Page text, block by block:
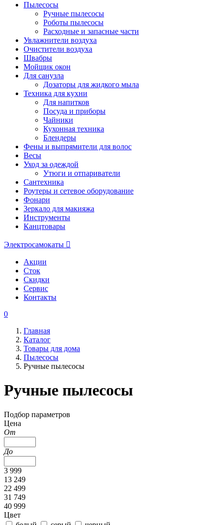
Пылесосы
Ручные пылесосы
Роботы пылесосы
Расходные и запасные части
Увлажнители воздуха
Очистители воздуха
Швабры
Мойщик окон
Для санузла
Дозаторы для жидкого мыла
Техника для кухни
Для напитков
Посуда и приборы
Чайники
Кухонная техника
Блендеры
Фены и выпрямители для волос
Весы
Уход за одеждой
Утюги и отпариватели
Сантехника
Роутеры и сетевое оборудование
Фонари
Зеркало для макияжа
Инструменты
Канцтовары
Электросамокаты
Акции
Сток
Скидки
Сервис
Контакты
0
Главная
Каталог
Товары для дома
Пылесосы
Ручные пылесосы
Ручные пылесосы
Подбор параметров
Цена
От
До
3 999
13 249
22 499
31 749
40 999
Цвет